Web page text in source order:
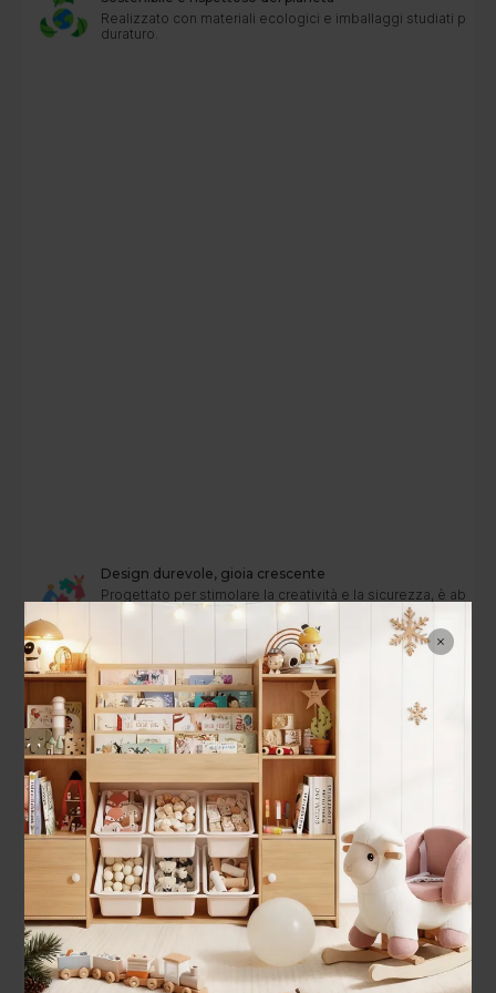
Realizzato con materiali ecologici e imballaggi studiati per
duraturo.
Design durevole, gioia crescente
Progettato per stimolare la creatività e la sicurezza, è
crescere con il tuo bambino.